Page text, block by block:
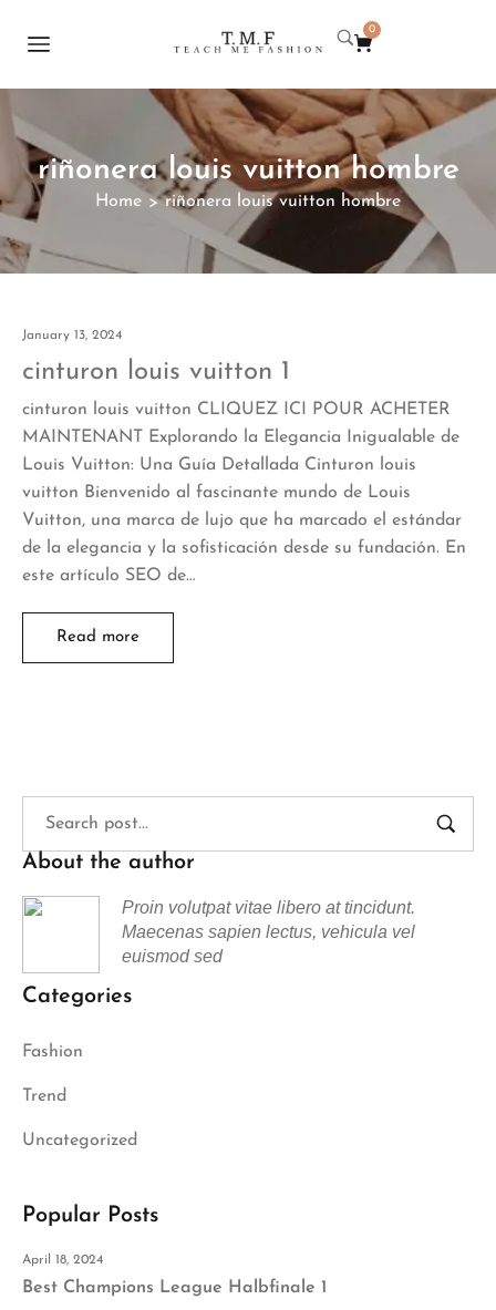
0
riñonera louis vuitton hombre
Home > riñonera louis vuitton hombre
January 13, 2024
cinturon louis vuitton 1
cinturon louis vuitton CLIQUEZ ICI POUR ACHETER
MAINTENANT Explorando la Elegancia Inigualable de
Louis Vuitton: Una Guía Detallada Cinturon louis
vuitton Bienvenido al fascinante mundo de Louis
Vuitton, una marca de lujo que ha marcado el estándar
de la elegancia y la sofisticación desde su fundación. En
este artículo SEO de…
Read more
About the author
Proin volutpat vitae libero at tincidunt.
Maecenas sapien lectus, vehicula vel
euismod sed
Categories
Fashion
Trend
Uncategorized
Popular Posts
April 18, 2024
Best Champions League Halbfinale 1